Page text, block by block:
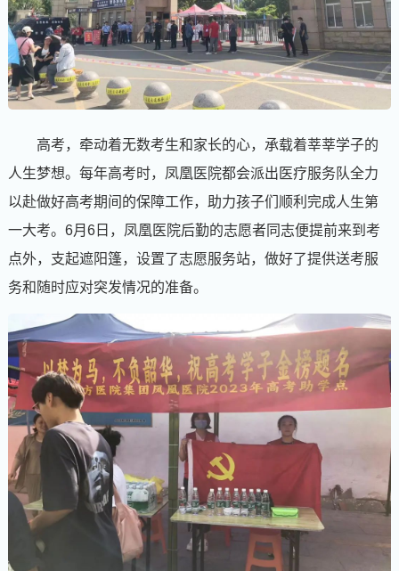
高考，牵动着无数考生和家长的心，承载着莘莘学子的
人生梦想。每年高考时，凤凰医院都会派出医疗服务队全力
以赴做好高考期间的保障工作，助力孩子们顺利完成人生第
一大考。6月6日，凤凰医院后勤的志愿者同志便提前来到考
点外，支起遮阳篷，设置了志愿服务站，做好了提供送考服
务和随时应对突发情况的准备。